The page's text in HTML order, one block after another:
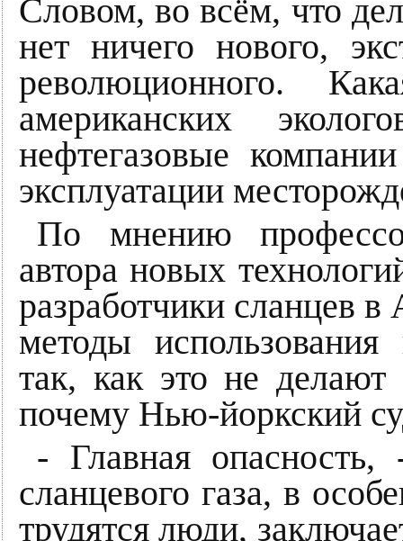
Словом, во всём, что
нет ничего нового,
революционного.
американских
нефтегазовые
эксплуатации
По мнению
автора новых
разработчики сланцев
методы использования
так, как это не
почему Нью-йоркский
- Главная
сланцевого газа, в
трудятся люди,